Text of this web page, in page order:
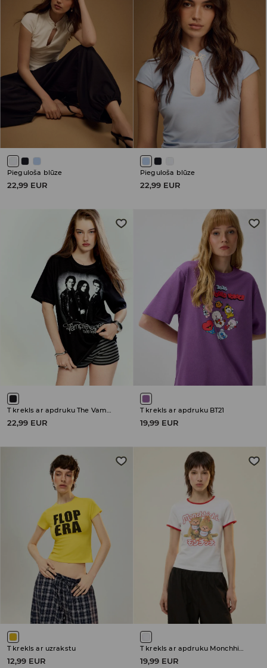
Pieguloša blūze
22,99 EUR
Pieguloša blūze
22,99 EUR
T krekls ar apdruku The Vampire Diaries
22,99 EUR
T krekls ar apdruku BT21
19,99 EUR
T krekls ar uzrakstu
12,99 EUR 19,99 EUR